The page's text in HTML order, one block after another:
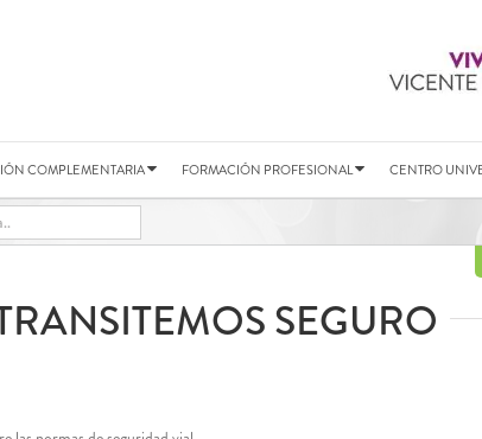
COMPLEMENTARIA FORMACIÓN PROFESIONAL CENTRO
SEGURO